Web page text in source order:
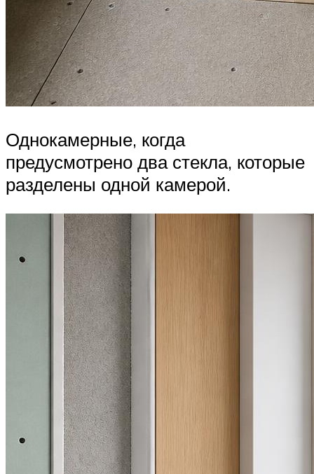
Однокамерные, когда
предусмотрено два стекла, которые
разделены одной камерой.